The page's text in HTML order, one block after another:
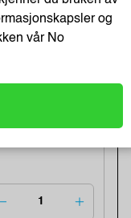
Kjøp
80G (500 ark) -
og
vårNo